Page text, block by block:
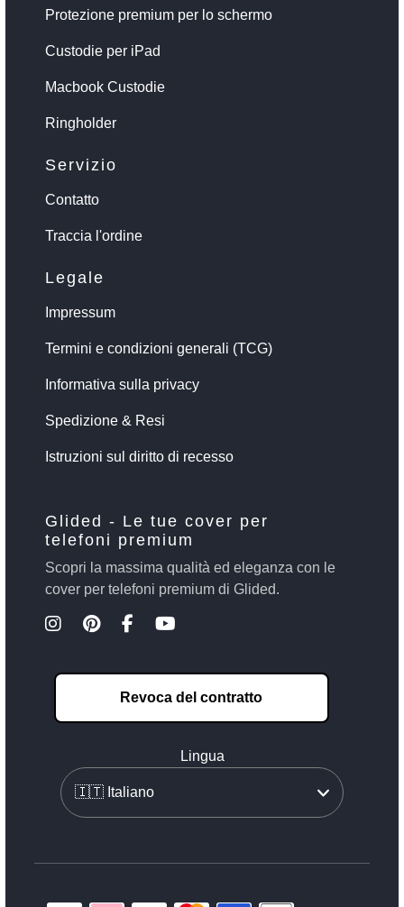
Protezione premium per lo schermo
Custodie per iPad
Macbook Custodie
Ringholder
Servizio
Contatto
Traccia l'ordine
Legale
Impressum
Termini e condizioni generali (TCG)
Informativa sulla privacy
Spedizione & Resi
Istruzioni sul diritto di recesso
Glided - Le tue cover per
telefoni premium
Scopri la massima qualità ed eleganza con le
cover per telefoni premium di Glided.
Revoca del contratto
Lingua